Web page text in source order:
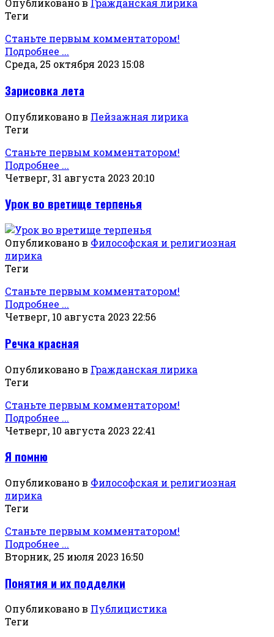
Опубликовано в Гражданская лирика
Теги
Станьте первым комментатором!
Подробнее ...
Среда, 25 октября 2023 15:08
Зарисовка лета
Опубликовано в Пейзажная лирика
Теги
Станьте первым комментатором!
Подробнее ...
Четверг, 31 августа 2023 20:10
Урок во вретище терпенья
Опубликовано в Философская и религиозная
лирика
Теги
Станьте первым комментатором!
Подробнее ...
Четверг, 10 августа 2023 22:56
Речка красная
Опубликовано в Гражданская лирика
Теги
Станьте первым комментатором!
Подробнее ...
Четверг, 10 августа 2023 22:41
Я помню
Опубликовано в Философская и религиозная
лирика
Теги
Станьте первым комментатором!
Подробнее ...
Вторник, 25 июля 2023 16:50
Понятия и их подделки
Опубликовано в Публицистика
Теги